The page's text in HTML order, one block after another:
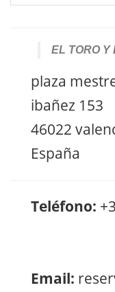
EL TORO Y
plaza
ibañez 153
46022
España
Teléfono:
Email: